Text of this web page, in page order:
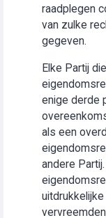
raadplegen
van zulke
gegeven.
Elke Partij
enige derde
als een
andere